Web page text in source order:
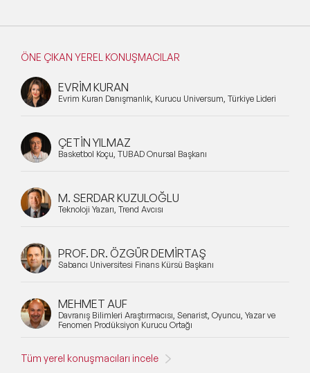
ÖNE ÇIKAN YEREL KONUŞMACILAR
EVRİM KURAN
Evrim Kuran Danışmanlık, Kurucu Universum, Türkiye Lideri
ÇETİN YILMAZ
Basketbol Koçu, TÜBAD Onursal Başkanı
M. SERDAR KUZULOĞLU
Teknoloji Yazarı, Trend Avcısı
PROF. DR. ÖZGÜR DEMİRTAŞ
Sabancı Üniversitesi Finans Kürsü Başkanı
MEHMET AUF
Davranış Bilimleri Araştırmacısı, Senarist, Oyuncu, Yazar ve
Fenomen Prodüksiyon Kurucu Ortağı
Tüm yerel konuşmacıları incele